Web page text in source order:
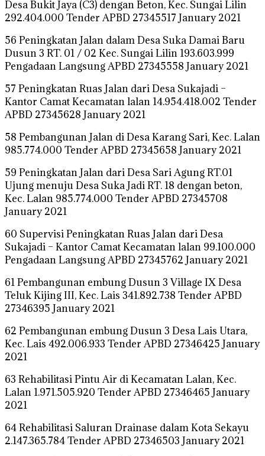
Desa Bukit Jaya (C3) dengan Beton, Kec. Sungai Lilin
292.404.000 Tender APBD 27345517 January 2021
56 Peningkatan Jalan dalam Desa Suka Damai Baru
Dusun 3 RT. 01 / 02 Kec. Sungai Lilin 193.603.999
Pengadaan Langsung APBD 27345558 January 2021
57 Peningkatan Ruas Jalan dari Desa Sukajadi –
Kantor Camat Kecamatan lalan 14.954.418.002 Tender
APBD 27345628 January 2021
58 Pembangunan Jalan di Desa Karang Sari, Kec. Lalan
985.774.000 Tender APBD 27345658 January 2021
59 Peningkatan Jalan dari Desa Sari Agung RT.01
Ujung menuju Desa Suka Jadi RT. 18 dengan beton,
Kec. Lalan 985.774.000 Tender APBD 27345708
January 2021
60 Supervisi Peningkatan Ruas Jalan dari Desa
Sukajadi – Kantor Camat Kecamatan lalan 99.100.000
Pengadaan Langsung APBD 27345762 January 2021
61 Pembangunan embung Dusun 3 Village IX Desa
Teluk Kijing III, Kec. Lais 341.892.738 Tender APBD
27346395 January 2021
62 Pembangunan embung Dusun 3 Desa Lais Utara,
Kec. Lais 492.006.933 Tender APBD 27346425 January
2021
63 Rehabilitasi Pintu Air di Kecamatan Lalan, Kec.
Lalan 1.971.505.920 Tender APBD 27346465 January
2021
64 Rehabilitasi Saluran Drainase dalam Kota Sekayu
2.147.365.784 Tender APBD 27346503 January 2021